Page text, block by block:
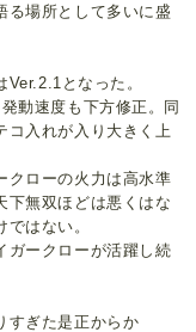
る場所として多いに盛
となった。
動速度も下方修正。同
コ入れが入り大きく上
クローの火力は高水準
下無双ほどは悪くはな
はない。
ガークローが活躍し続
すぎた是正からか